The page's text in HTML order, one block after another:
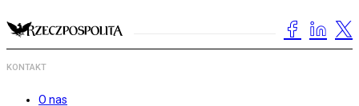
KONTAKT
O nas